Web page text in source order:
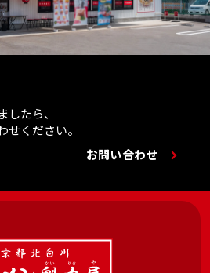
たら、
ください。
お問い合わせ